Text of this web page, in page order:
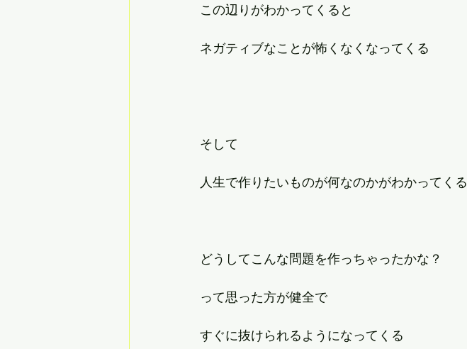
この辺りがわかってくると
ネガティブなことが怖くなくなってくる
そして
人生で作りたいものが何なのかがわかってくる
どうしてこんな問題を作っちゃったかな？
って思った方が健全で
すぐに抜けられるようになってくる